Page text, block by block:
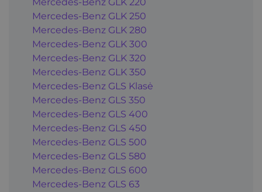
Mercedes-Benz GLK 250
Mercedes-Benz GLK 280
Mercedes-Benz GLK 300
Mercedes-Benz GLK 320
Mercedes-Benz GLK 350
Mercedes-Benz GLS Klasė
Mercedes-Benz GLS 350
Mercedes-Benz GLS 400
Mercedes-Benz GLS 450
Mercedes-Benz GLS 500
Mercedes-Benz GLS 580
Mercedes-Benz GLS 600
Mercedes-Benz GLS 63